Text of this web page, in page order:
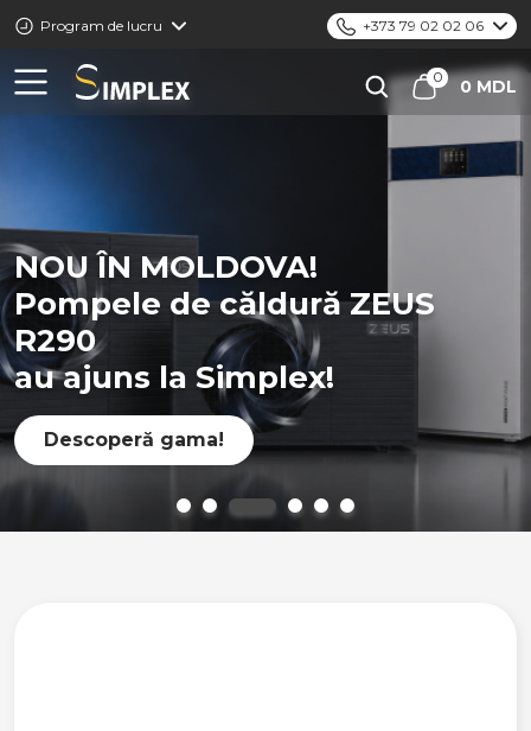
Program de lucru +373 79 02 02 06
0 MDL
NOU ÎN MOLDOVA!
Pompele de căldură ZEUS
R290
au ajuns la Simplex!
Descoperă gama!